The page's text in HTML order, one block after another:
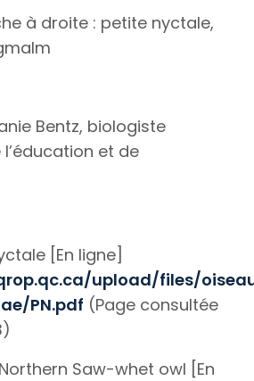
à droite : petite nyctale,
Bentz, biologiste
et de
[En ligne]
upload/files/
PN.pdf (Page consultée
Saw-whet owl [En